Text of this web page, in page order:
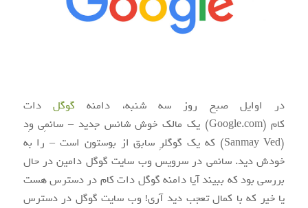
در اوایل صبح روز سه شنبه، دامنه گوگل دات
کام (Google.com) یک مالک خوش شانس جدید – سانمِی وِد
(Sanmay Ved) که یک گوگلرِ سابق از بوستون است – را به
خودش دید. سانمی در سرویس وب سایت گوگل دامین در حال
بررسی بود که ببیند آیا دامنه گوگل دات کام در دسترس هست
یا خیر که با کمال تعجب دید آری! وب سایت گوگل در دسترس